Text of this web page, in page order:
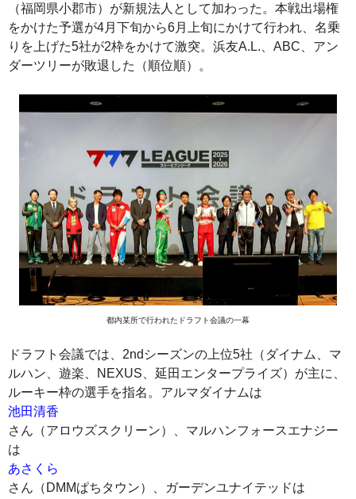
（福岡県小郡市）が新規法人として加わった。本戦出場権
をかけた予選が4月下旬から6月上旬にかけて行われ、名乗
りを上げた5社が2枠をかけて激突。浜友A.L.、ABC、アン
ダーツリーが敗退した（順位順）。
都内某所で行われたドラフト会議の一幕
ドラフト会議では、2ndシーズンの上位5社（ダイナム、マ
ルハン、遊楽、NEXUS、延田エンタープライズ）が主に、
ルーキー枠の選手を指名。アルマダイナムは
池田清香
さん（アロウズスクリーン）、マルハンフォースエナジー
は
あさくら
さん（DMMぱちタウン）、ガーデンユナイテッドは